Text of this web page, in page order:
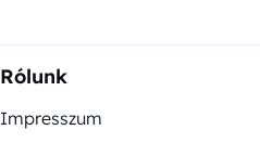
Rólunk
Impresszum